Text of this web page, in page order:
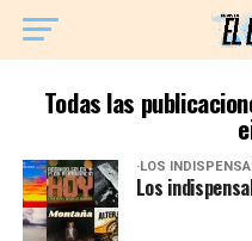
Todas las
·LOS
Los